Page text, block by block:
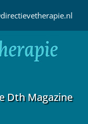
Dth Magazine